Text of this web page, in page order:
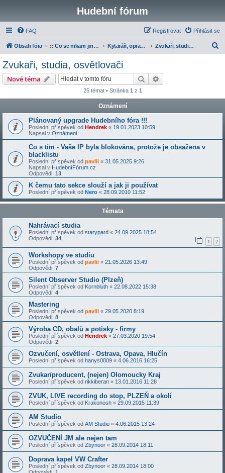
Hudební fórum
FAQ Přihlásit se
Registrovat
Obsah fóra :: Co se nikam jinam nevešlo Kytaráři, opraváři, zvukaři a učitelé Zvukaři, studia, osvětlovači
Zvukaři, studia, osvětlovači
Nové téma Hledat
25 témat • Stránka 1 z 1
Oznámení
Plánovaný upgrade Hudebního fóra !!!
Poslední příspěvek od Hendrek « 19.01.2023 10:59
Napsal v Oznámení
Co s tím - Vaše IP byla blokována, protože je obsažena v
blacklistu
Poslední příspěvek od pavlii « 31.05.2025 9:26
Napsal v HudebníFórum.cz
Odpovědi: 13
K čemu tato sekce slouží a jak ji používat
Poslední příspěvek od Nero « 28.09.2010 11:52
Témata
Nahrávací studia
Poslední příspěvek od starypard « 24.09.2025 18:54
Odpovědi: 34 1 2
Workshopy ve studiu
Poslední příspěvek od pavlii « 21.05.2026 13:49
Odpovědi: 7
Silent Observer Studio (Plzeň)
Poslední příspěvek od Kornbluth « 22.08.2022 15:38
Odpovědi: 4
Mastering
Poslední příspěvek od pavlii « 29.05.2020 8:19
Odpovědi: 8
Výroba CD, obalů a potisky - firmy
Poslední příspěvek od Hendrek « 27.03.2020 19:54
Odpovědi: 2
Ozvučení, osvětlení - Ostrava, Opava, Hlučín
Poslední příspěvek od hanys0009 « 4.06.2016 16:25
Zvukar/producent, (nejen) Olomoucky Kraj
Poslední příspěvek od rikkiberan « 13.01.2016 11:28
ZVUK, LIVE recording do stop, PLZEŇ a okolí
Poslední příspěvek od Krakonosh « 29.09.2015 11:39
AM Studio
Poslední příspěvek od AM Studio « 4.06.2015 13:24
OZVUČENÍ JM ale nejen tam
Poslední příspěvek od Zbynoor « 28.09.2014 18:11
Doprava kapel VW Crafter
Poslední příspěvek od Zbynoor « 28.09.2014 18:00